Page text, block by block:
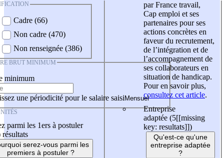
Cadre (66)
Non cadre (470)
Non renseignée (386)
BRUT MINIMUM
minimum
une périodicité pour le salaire saisi
parmi les 1ers à postuler
résultats
serez-vous parmi les
premiers à postuler ?
par France travail,
Cap emploi et ses
partenaires pour ses
actions concrètes en
faveur du recrutement,
de l’intégration et de
l’accompagnement de
ses collaborateurs en
situation de handicap.
Pour en savoir plus,
consultez cet article.
Entreprise
adaptée (5[[missing
key: resultats]])
Qu'est-ce qu'une
entreprise adaptée
?